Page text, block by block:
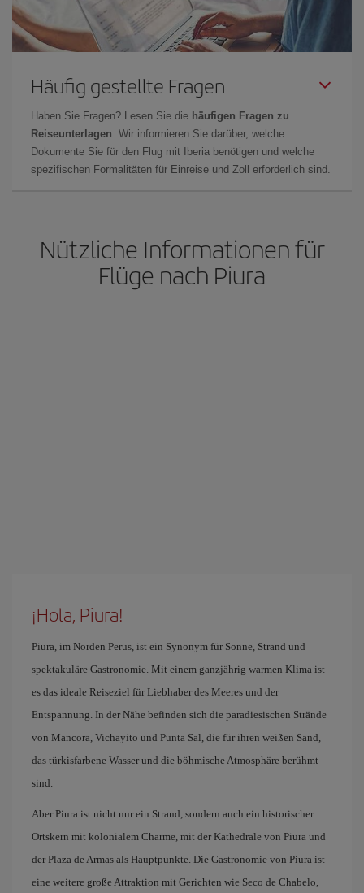
Häufig gestellte Fragen
Haben Sie Fragen? Lesen Sie die häufigen Fragen zu
Reiseunterlagen: Wir informieren Sie darüber, welche
Dokumente Sie für den Flug mit Iberia benötigen und welche
spezifischen Formalitäten für Einreise und Zoll erforderlich sind.
Nützliche Informationen für
Flüge nach Piura
¡Hola, Piura!
Piura, im Norden Perus, ist ein Synonym für Sonne, Strand und
spektakuläre Gastronomie. Mit einem ganzjährig warmen Klima ist
es das ideale Reiseziel für Liebhaber des Meeres und der
Entspannung. In der Nähe befinden sich die paradiesischen Strände
von Mancora, Vichayito und Punta Sal, die für ihren weißen Sand,
das türkisfarbene Wasser und die böhmische Atmosphäre berühmt
sind.
Aber Piura ist nicht nur ein Strand, sondern auch ein historischer
Ortskern mit kolonialem Charme, mit der Kathedrale von Piura und
der Plaza de Armas als Hauptpunkte. Die Gastronomie von Piura ist
eine weitere große Attraktion mit Gerichten wie Seco de Chabelo,